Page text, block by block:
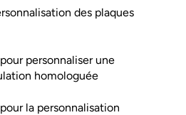
des plaques
personnaliser une
homologuée
la personnalisation